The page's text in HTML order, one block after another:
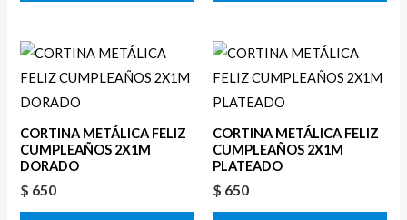
CORTINA METÁLICA FELIZ
CUMPLEAÑOS 2X1M
DORADO
$ 650
CORTINA METÁLICA FELIZ
CUMPLEAÑOS 2X1M
PLATEADO
$ 650